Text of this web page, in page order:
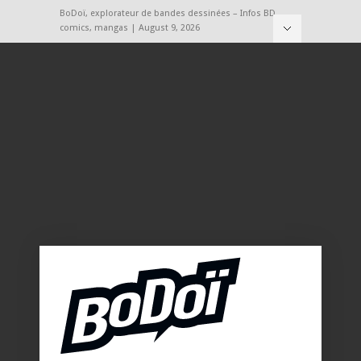
BoDoï, explorateur de bandes dessinées – Infos BD,
comics, mangas | August 9, 2026